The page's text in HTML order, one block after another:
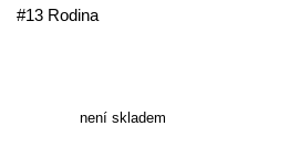
#13 Rodina
není skladem